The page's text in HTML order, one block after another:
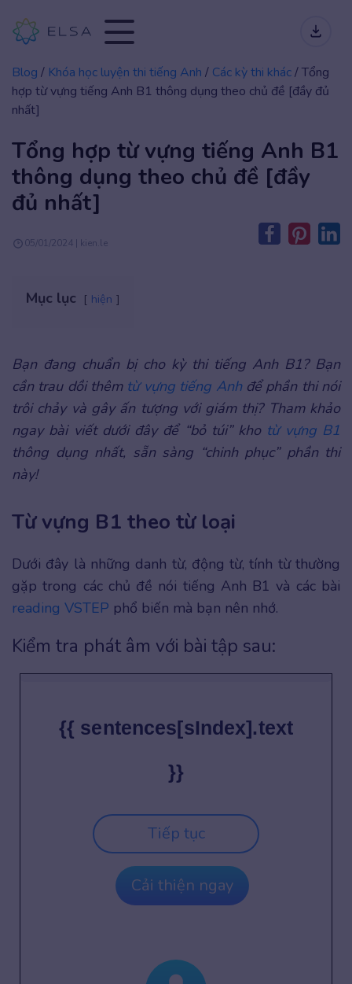
Blog / Khóa học luyện thi tiếng Anh / Các kỳ thi khác/Tổng
hợp từ vựng tiếng Anh B1 thông dụng theo chủ đề [đầy đủ
nhất]
Tổng hợp từ vựng tiếng Anh B1
thông dụng theo chủ đề [đầy
đủ nhất]
05/01/2024 | kien.le
Mục lục hiện
Bạn đang chuẩn bị cho kỳ thi tiếng Anh B1? Bạn
cần trau dồi thêm từ vựng tiếng Anhđể phần thi nói
trôi chảy và gây ấn tượng với giám thị? Tham khảo
ngay bài viết dưới đây để “bỏ túi” kho từ vựng B1
thông dụng nhất, sẵn sàng “chinh phục” phần thi
này!
Từ vựng B1 theo từ loại
Dưới đây là những danh từ, động từ, tính từ thường
gặp trong các chủ đề nói tiếng Anh B1 và các bài
reading VSTEP phổ biến mà bạn nên nhớ.
Kiểm tra phát âm với bài tập sau:
{{ sentences[sIndex].text
}}
Tiếp tục
Cải thiện ngay